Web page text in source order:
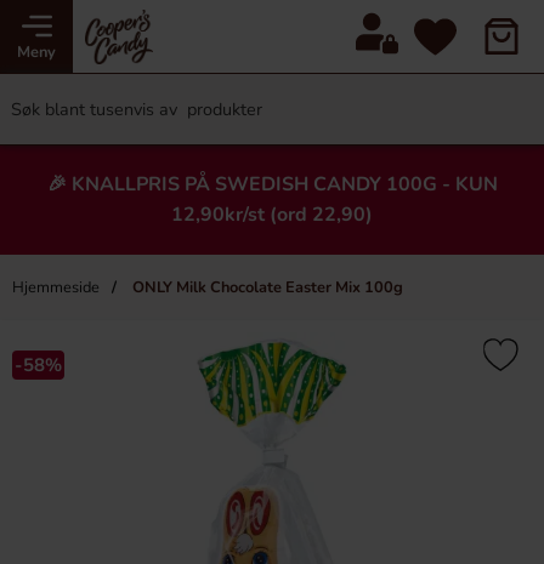
Meny
🎉 KNALLPRIS PÅ SWEDISH CANDY 100G - KUN
12,90kr/st (ord 22,90)
Hjemmeside ONLY Milk Chocolate Easter Mix 100g
Heading
×
-58%